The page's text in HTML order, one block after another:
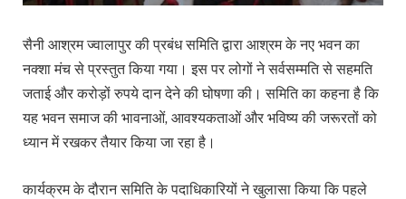
सैनी आश्रम ज्वालापुर की प्रबंध समिति द्वारा आश्रम के नए भवन का
नक्शा मंच से प्रस्तुत किया गया। इस पर लोगों ने सर्वसम्मति से सहमति
जताई और करोड़ों रुपये दान देने की घोषणा की। समिति का कहना है कि
यह भवन समाज की भावनाओं, आवश्यकताओं और भविष्य की जरूरतों को
ध्यान में रखकर तैयार किया जा रहा है।
कार्यक्रम के दौरान समिति के पदाधिकारियों ने खुलासा किया कि पहले